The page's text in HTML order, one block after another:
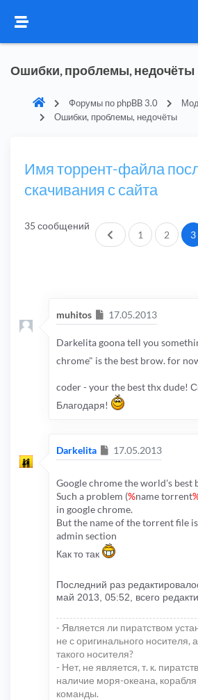
Ошибки, проблемы, недочёты
Форумы по phpBB 3.0
Ошибки, проблемы, недочёты
Имя торрент-файла
скачивания с сайта
35 сообщений
Пред.1 2 3
muhitos Сообщение
17.05.2013
Darkelita goona tell you
chrome" is the best brow. for
coder - your the best thx dude!
Благодаря!
Darkelita Сообщение
17.05.2013
Google chrome the world's best
Such a problem (%name torrent
in google chrome.
But the name of the torrent file
admin section
Как то так
Последний раз
май 2013, 05:52, всего
- Является ли пиратством
не с оригинального носителя,
такого носителя?
- Нет, не является, т. к.
наличие моря-океана,
команды.